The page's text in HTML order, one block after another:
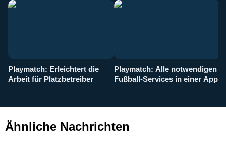
Playmatch: Erleichtert die
Arbeit für Platzbetreiber
Playmatch: Alle notwendigen
Fußball-Services in einer App
Ähnliche Nachrichten